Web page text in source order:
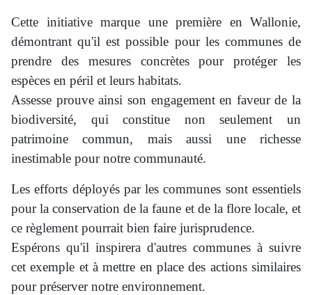
Cette initiative marque une première en Wallonie,
démontrant qu'il est possible pour les communes de
prendre des mesures concrètes pour protéger les
espèces en péril et leurs habitats.
Assesse prouve ainsi son engagement en faveur de la
biodiversité, qui constitue non seulement un
patrimoine commun, mais aussi une richesse
inestimable pour notre communauté.
Les efforts déployés par les communes sont essentiels
pour la conservation de la faune et de la flore locale, et
ce règlement pourrait bien faire jurisprudence.
Espérons qu'il inspirera d'autres communes à suivre
cet exemple et à mettre en place des actions similaires
pour préserver notre environnement.